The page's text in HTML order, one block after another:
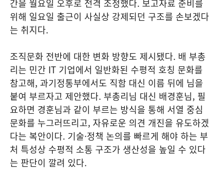
간을 월요일 오후로 전격 조정했다. 보고자료 준비를
위해 일요일 출근이 사실상 강제되던 구조를 손보겠다
는 취지다.
조직문화 전반에 대한 변화 방향도 제시됐다. 배 부총
리는 민간 IT 기업에서 일반화된 수평적 호칭 문화를
참고해, 과기정통부에서도 직함 대신 이름 뒤에 님을
붙여 부르자고 제안했다. 부총리님 대신 배경훈님, 필
요하면 경훈님과 같이 부르는 방식을 통해 서열 중심
문화를 누그러뜨리고, 자유로운 의견 개진을 유도하겠
다는 복안이다. 기술·정책 논의를 빠르게 해야 하는 부
처 특성상 수평적 소통 구조가 생산성을 높일 수 있다
는 판단이 깔려 있다.